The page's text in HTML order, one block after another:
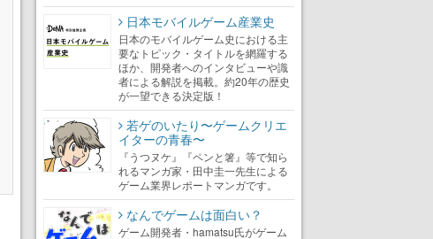
日本モバイルゲーム産業史
日本のモバイルゲーム史における主
要なトピック・タイトルを網羅する
ほか、開発者へのインタビューや識
者による解説を掲載。約20年の歴史
が一望できる決定版！
若ゲのいたり〜ゲームクリエ
イターの青春〜
『うつヌケ』『ペンと箸』等で知ら
れるマンガ家・田中圭一先生による
ゲーム業界レポートマンガです。
なんでゲームは面白い？
ゲーム開発者・hamatsu氏がゲーム